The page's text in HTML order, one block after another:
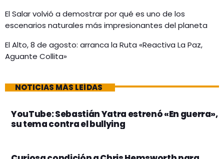
El Salar volvió a demostrar por qué es uno de los
escenarios naturales más impresionantes del planeta
El Alto, 8 de agosto: arranca la Ruta «Reactiva La Paz,
Aguante Collita»
NOTICIAS MÁS LEÍDAS
YouTube: Sebastián Yatra estrenó «En guerra»,
su tema contra el bullying